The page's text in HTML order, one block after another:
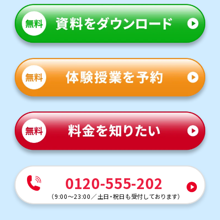
0120-555-202
（9:00～23:00／土日・祝日も受付しております）